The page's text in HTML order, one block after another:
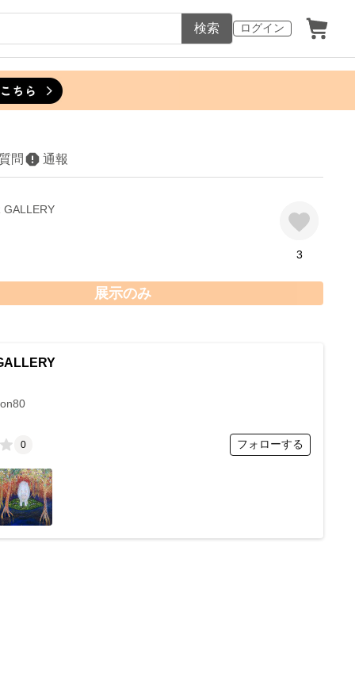
ログイン
検索
質問 通報
GALLERY
3
展示のみ
0 フォローする